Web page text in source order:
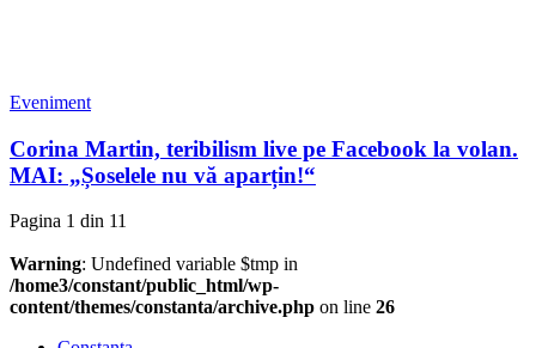
Eveniment
Corina Martin, teribilism live pe Facebook la volan.
MAI: „Șoselele nu vă aparțin!“
Pagina 1 din 11
Warning: Undefined variable $tmp in
/home3/constant/public_html/wp-
content/themes/constanta/archive.php on line 26